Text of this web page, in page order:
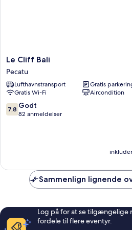
Le
Cliff
Bali
Pecatu
Le Cliff Bali
Pecatu
Lufthavnstransport
Gratis
Gratis Wi-Fi
Aircondition
7.8
ud
7,8 Godt
82 anmeldelser
Sammenlign lignende
Log på for at se tilgængelige
fordele til flere eventyr.